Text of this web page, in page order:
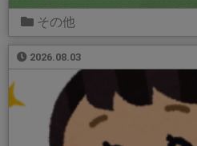
その他
2026.08.03